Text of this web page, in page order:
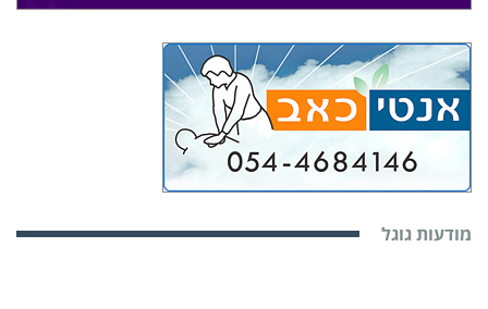
מודעות גוגל